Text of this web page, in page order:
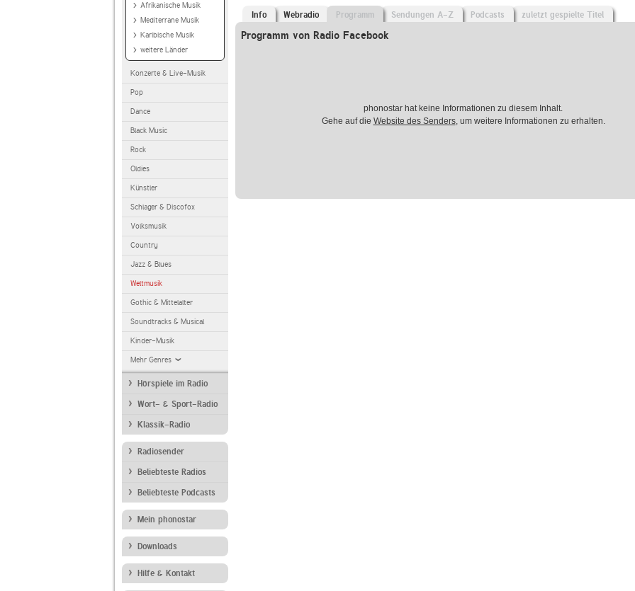
Afrikanische Musik
Mediterrane Musik
Karibische Musik
weitere Länder
Konzerte & Live-Musik
Pop
Dance
Black Music
Rock
Oldies
Künstler
Schlager & Discofox
Volksmusik
Country
Jazz & Blues
Weltmusik
Gothic & Mittelalter
Soundtracks & Musical
Kinder-Musik
Mehr Genres
Hörspiele im Radio
Wort- & Sport-Radio
Klassik-Radio
Radiosender
Beliebteste Radios
Beliebteste Podcasts
Mein phonostar
Downloads
Hilfe & Kontakt
Info Webradio Programm Sendungen A-Z Podcasts zuletzt gespielte Titel
Programm von Radio Facebook
phonostar hat keine Informationen zu diesem Inhalt.
Gehe auf die Website des Senders, um weitere Informationen zu erhalten.